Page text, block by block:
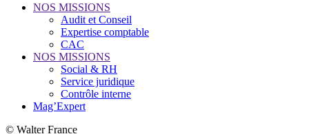
NOS MISSIONS
Audit et Conseil
Expertise comptable
CAC
NOS MISSIONS
Social & RH
Service juridique
Contrôle interne
Mag’Expert
© Walter France